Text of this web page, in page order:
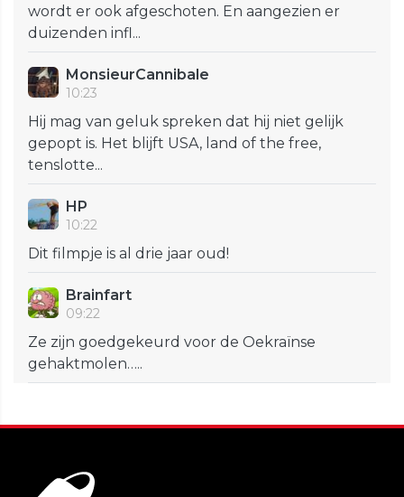
wordt er ook afgeschoten. En aangezien er
duizenden infl...
MonsieurCannibale
10:23
Hij mag van geluk spreken dat hij niet gelijk
gepopt is. Het blijft USA, land of the free,
tenslotte...
HP
10:22
Dit filmpje is al drie jaar oud!
Brainfart
09:22
Ze zijn goedgekeurd voor de Oekraïnse
gehaktmolen…..